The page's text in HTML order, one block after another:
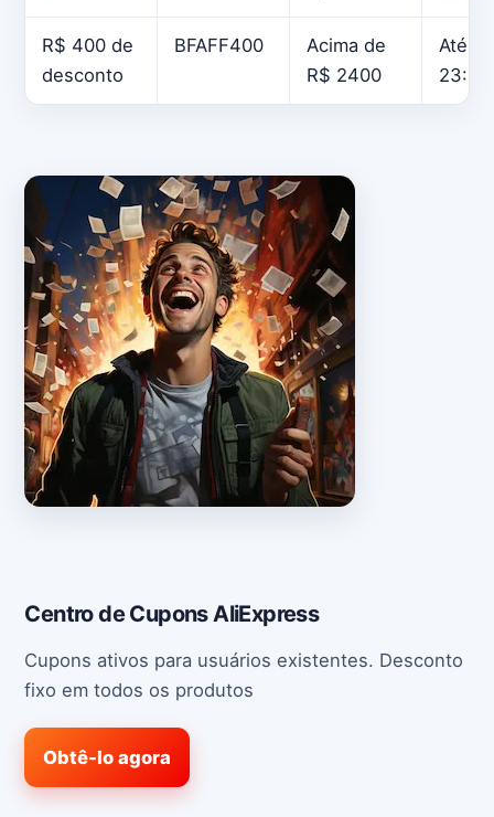
R$ 400 de
desconto
BFAFF400
Acima de
R$ 2400
Até
23:59
Centro de Cupons AliExpress
Cupons ativos para usuários existentes. Desconto
fixo em todos os produtos
Obtê-lo agora